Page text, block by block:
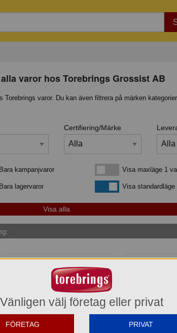
varor hos Torebrings Grossist AB
varor. Du kan även filtrera på märken
Certifiering/Märke
Bara kampanjvaror
Bara lagervaror
Visa maxläge 1 vara/rad
Visa maxläge 1
Visa standardlägeVisa standardläge
Vänligen välj företag eller privat
FÖRETAG PRIVAT